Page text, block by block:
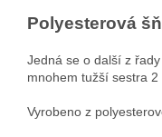
Polyesterová
Jedná se o další z
mnohem tužší sestra 2
Vyrobeno z